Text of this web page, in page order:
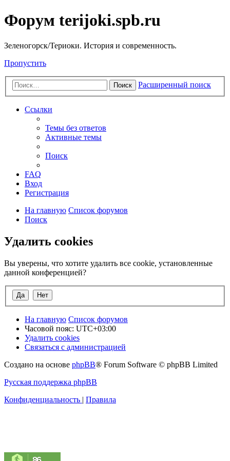
Форум terijoki.spb.ru
Зеленогорск/Териоки. История и современность.
Пропустить
Поиск Расширенный поиск
Ссылки
Темы без ответов
Активные темы
Поиск
FAQ
Вход
Регистрация
На главную Список форумов
Поиск
Удалить cookies
Вы уверены, что хотите удалить все cookie, установленные
данной конференцией?
На главную Список форумов
Часовой пояс: UTC+03:00
Удалить cookies
Связаться с администрацией
Создано на основе phpBB® Forum Software © phpBB Limited
Русская поддержка phpBB
Конфиденциальность | Правила